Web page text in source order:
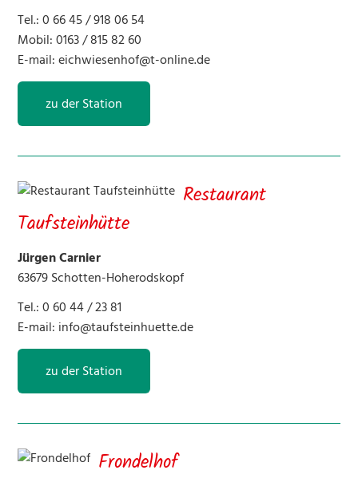
Tel.: 0 66 45 / 918 06 54
Mobil: 0163 / 815 82 60
E-mail:eichwiesenhof@t-online.de
zu der Station
Restaurant
Taufsteinhütte
Jürgen Carnier
63679 Schotten-Hoherodskopf
Tel.: 0 60 44 / 23 81
E-mail: info@taufsteinhuette.de
zu der Station
Frondelhof